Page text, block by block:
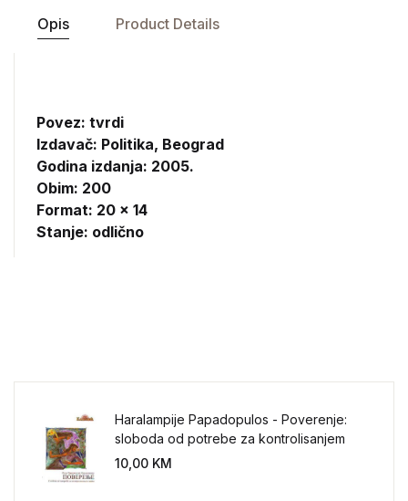
Opis Product Details
Povez: tvrdi
Izdavač: Politika, Beograd
Godina izdanja: 2005.
Obim: 200
Format: 20 x 14
Stanje: odlično
Haralampije Papadopulos - Poverenje:
sloboda od potrebe za kontrolisanjem
sveta
10,00 KM